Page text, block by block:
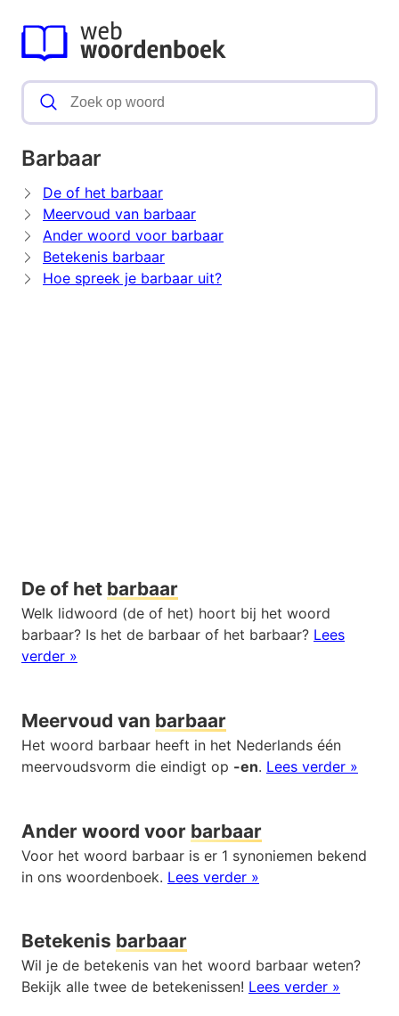
Barbaar
De of het barbaar
Meervoud van barbaar
Ander woord voor barbaar
Betekenis barbaar
Hoe spreek je barbaar uit?
De of het barbaar
Welk lidwoord (de of het) hoort bij het woord
barbaar? Is het de barbaar of het barbaar? Lees
verder »
Meervoud van barbaar
Het woord barbaar heeft in het Nederlands één
meervoudsvorm die eindigt op -en. Lees verder »
Ander woord voor barbaar
Voor het woord barbaar is er 1 synoniemen bekend
in ons woordenboek. Lees verder »
Betekenis barbaar
Wil je de betekenis van het woord barbaar weten?
Bekijk alle twee de betekenissen! Lees verder »